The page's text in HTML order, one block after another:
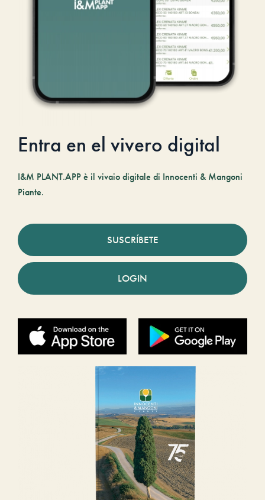
Entra en el vivero digital
I&M PLANT.APP è il vivaio digitale di Innocenti & Mangoni
Piante.
SUSCRÍBETE
LOGIN